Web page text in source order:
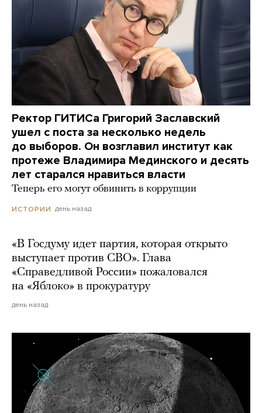
Ректор ГИТИСа Григорий Заславский
ушел с поста за несколько недель
до выборов. Он возглавил институт как
протеже Владимира Мединского и десять
лет старался нравиться власти
Теперь его могут обвинить в коррупции
ИСТОРИИ день назад
«В Госдуму идет партия, которая открыто
выступает против СВО». Глава
«Справедливой России» пожаловался
на «Яблоко» в прокуратуру
день назад